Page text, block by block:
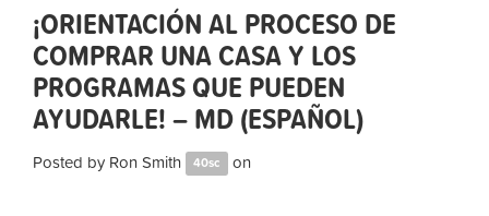
¡ORIENTACIÓN AL PROCESO DE
COMPRAR UNA CASA Y LOS
PROGRAMAS QUE PUEDEN
AYUDARLE! – MD (ESPAÑOL)
Posted by Ron Smith 40sc on